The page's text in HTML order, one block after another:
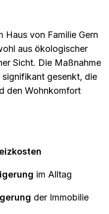
Haus von Familie Gern
aus ökologischer
Sicht. Die Maßnahme
signifikant gesenkt, die
den Wohnkomfort
im Alltag
der Immobilie